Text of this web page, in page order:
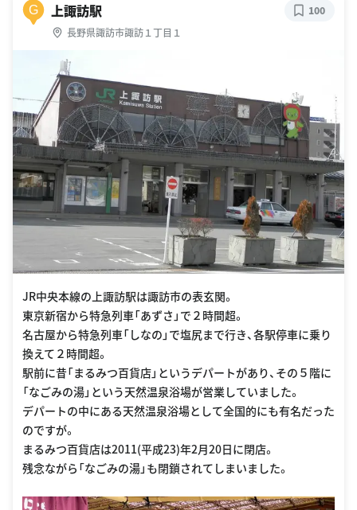
G 上諏訪駅
長野県諏訪市諏訪１丁目１
100
JR中央本線の上諏訪駅は諏訪市の表玄関。
東京新宿から特急列車「あずさ」で２時間超。
名古屋から特急列車「しなの」で塩尻まで行き、各駅停車に乗り
換えて２時間超。
駅前に昔「まるみつ百貨店」というデパートがあり、その５階に
「なごみの湯」という天然温泉浴場が営業していました。
デパートの中にある天然温泉浴場として全国的にも有名だった
のですが。
まるみつ百貨店は2011(平成23)年2月20日に閉店。
残念ながら「なごみの湯」も閉鎖されてしまいました。